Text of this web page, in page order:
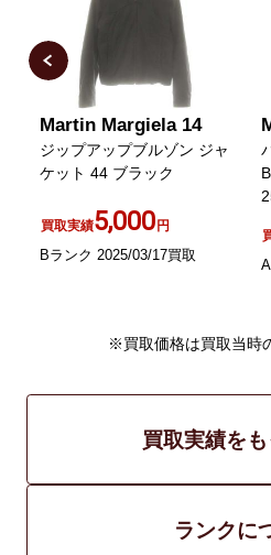
Martin Margiela 14
ジップアップブルゾン ジャ
ケット 44 ブラック
買取実績5,000円
Bランク 2025/03/17買取
※買取価格は買取当時
買取実績を
ランクに